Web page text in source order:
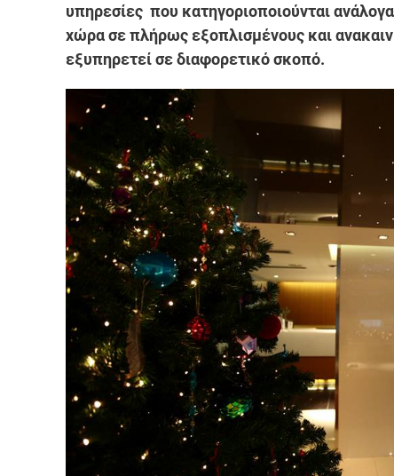
υπηρεσίες που κατηγοριοποιούνται
χώρα σε πλήρως εξοπλισμένους και
εξυπηρετεί σε διαφορετικό σκοπό.